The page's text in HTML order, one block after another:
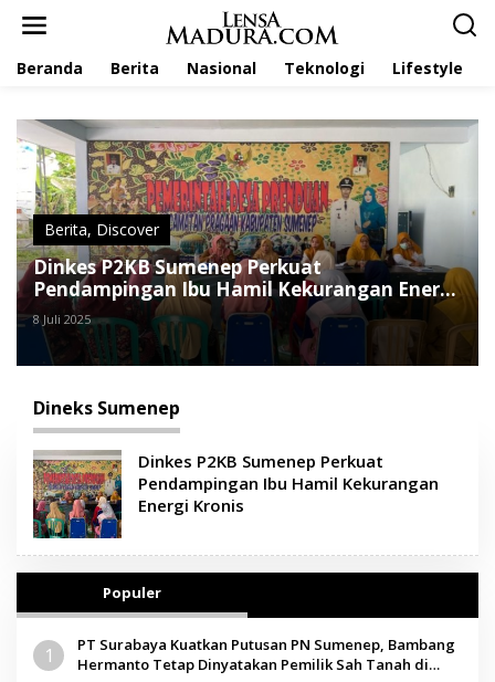
Beranda Berita Nasional Teknologi Lifestyle
Berita, Discover
Dinkes P2KB Sumenep Perkuat
Pendampingan Ibu Hamil Kekurangan Energi
Kronis
8 Juli 2025
Dineks Sumenep
Dinkes P2KB Sumenep Perkuat
Pendampingan Ibu Hamil Kekurangan
Energi Kronis
Populer
1
PT Surabaya Kuatkan Putusan PN Sumenep, Bambang
Hermanto Tetap Dinyatakan Pemilik Sah Tanah di